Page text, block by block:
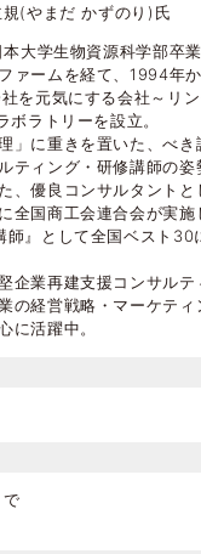
(やまだ かずのり)氏
大学生物資源科学部卒業
ァームを経て、1994年
を元気にする会社～リン
ラトリーを設立。
」に重きを置いた、べ
ティング・研修講師の姿
、優良コンサルタント
全国商工会連合会が実
』として全国ベスト30
企業再建支援コンサルテ
の経営戦略・マーケテ
に活躍中。